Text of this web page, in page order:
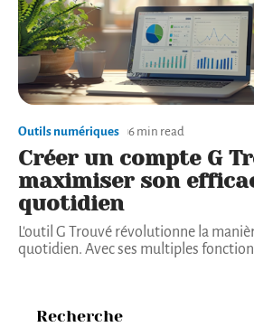
Outils numériques 6 min read
Créer un compte G
maximiser son
quotidien
L'outil G Trouvé révolutionne la
quotidien. Avec ses multiples
Recherche